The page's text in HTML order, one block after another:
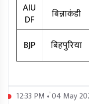
AIU
DF
बिन्नाकंडी
BJP
बिहपुरिया
12:33 PM • 04 May